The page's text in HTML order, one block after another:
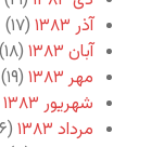
آذر ۱۳۸۳
(۱۷)
آبان ۱۳۸۳
(۱۸)
مهر ۱۳۸۳
(۱۹)
شهریور ۱۳۸۳
مرداد ۱۳۸۳
(۶)